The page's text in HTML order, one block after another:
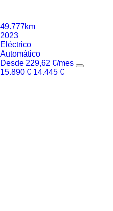
49.777km
2023
Eléctrico
Automático
Desde 229,62 €/mes
15.890 € 14.445 €